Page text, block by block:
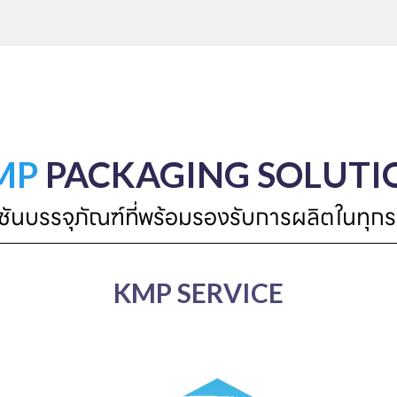
PACKAGING
นบรรจุภัณฑ์ที่พร้อมรองรับการผลิตในทุก
KMP SERVICE